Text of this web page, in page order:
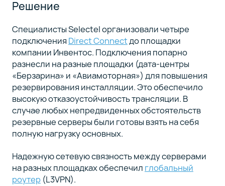
Решение
Специалисты Selectel организовали четыре
подключения Direct Connectдо площадки
компании Инвентос. Подключения попарно
разнесли на разные площадки (дата-центры
«Берзарина» и «Авиамоторная») для повышения
резервирования инсталляции. Это обеспечило
высокую отказоустойчивость трансляции. В
случае любых непредвиденных обстоятельств
резервные серверы были готовы взять на себя
полную нагрузку основных.
Надежную сетевую связность между серверами
на разных площадках обеспечил глобальный
роутер(L3VPN).